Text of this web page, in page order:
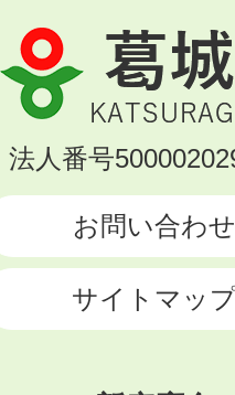
葛
城
市
KATSURAGI
法人番号
お問い合わせ
サイトマッ